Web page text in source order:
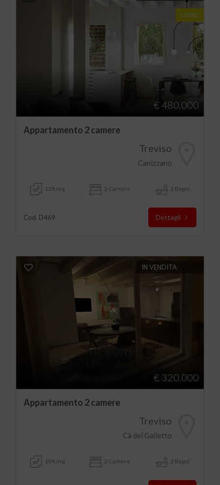
LUSSO
€ 480.000
Appartamento 2 camere
Treviso
Canizzano
128 mq 2 Camere 2 Bagni
Cod. D469 Dettagli
IN VENDITA
€ 320.000
Appartamento 2 camere
Treviso
Cà del Galletto
104 mq 2 Camere 2 Bagni